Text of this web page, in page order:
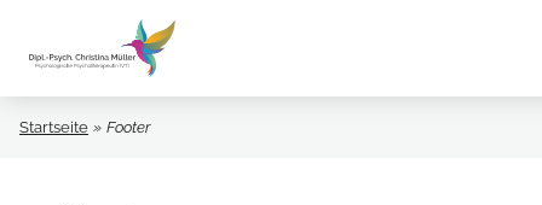
Startseite Footer